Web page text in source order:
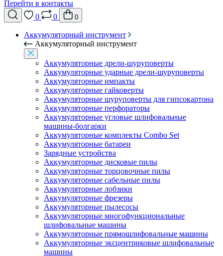
Перейти в контакты
0
0 0
Аккумуляторный инструмент
Аккумуляторный инструмент
Аккумуляторные дрели-шуруповерты
Аккумуляторные ударные дрели-шуруповерты
Аккумуляторные импакты
Аккумуляторные гайковерты
Аккумуляторные шуруповерты для гипсокартона
Аккумуляторные перфораторы
Аккумуляторные угловые шлифовальные
машины-болгарки
Аккумуляторные комплекты Combo Set
Аккумуляторные батареи
Зарядные устройства
Аккумуляторные дисковые пилы
Аккумуляторные торцовочные пилы
Аккумуляторные сабельные пилы
Аккумуляторные лобзики
Аккумуляторные фрезеры
Аккумуляторные пылесосы
Аккумуляторные многофункциональные
шлифовальные машины
Аккумуляторные прямошлифовальные машины
Аккумуляторные эксцентриковые шлифовальные
машины